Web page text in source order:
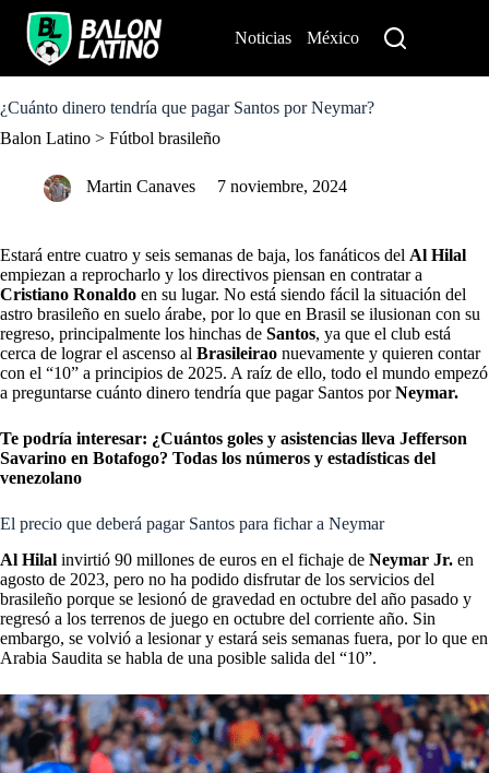
o
o
Noticias México
¿Cuánto dinero tendría que pagar Santos por Neymar?
Balon Latino > Fútbol brasileño
Martin Canaves 7 noviembre, 2024
Estará entre cuatro y seis semanas de baja, los fanáticos del Al Hilal
empiezan a reprocharlo y los directivos piensan en contratar a
Cristiano Ronaldo en su lugar. No está siendo fácil la situación del
astro brasileño en suelo árabe, por lo que en Brasil se ilusionan con su
regreso, principalmente los hinchas de Santos, ya que el club está
cerca de lograr el ascenso al Brasileirao nuevamente y quieren contar
con el “10” a principios de 2025. A raíz de ello, todo el mundo empezó
a preguntarse cuánto dinero tendría que pagar Santos porNeymar.
Te podría interesar: ¿Cuántos goles y asistencias lleva Jefferson
Savarino en Botafogo? Todas los números y estadísticas del
venezolano
El precio que deberá pagar Santos para fichar a Neymar
Al Hilal invirtió 90 millones de euros en el fichaje de Neymar Jr. en
agosto de 2023, pero no ha podido disfrutar de los servicios del
brasileño porque se lesionó de gravedad en octubre del año pasado y
regresó a los terrenos de juego en octubre del corriente año. Sin
embargo, se volvió a lesionar y estará seis semanas fuera, por lo que en
Arabia Saudita se habla de una posible salida del “10”.